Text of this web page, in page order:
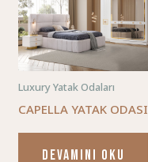
Luxury Yatak Odaları
CAPELLA YATAK ODASI
DEVAMINI OKU